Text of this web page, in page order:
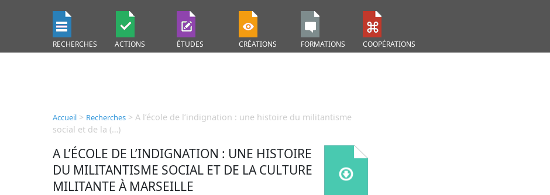
RECHERCHES ACTIONS ÉTUDES CRÉATIONS FORMATIONS COOPÉRATIONS
Accueil > Recherches > A l’école de l’indignation : une histoire du militantisme
social et de la (…)
A L’ÉCOLE DE L’INDIGNATION : UNE HISTOIRE
DU MILITANTISME SOCIAL ET DE LA CULTURE
MILITANTE À MARSEILLE